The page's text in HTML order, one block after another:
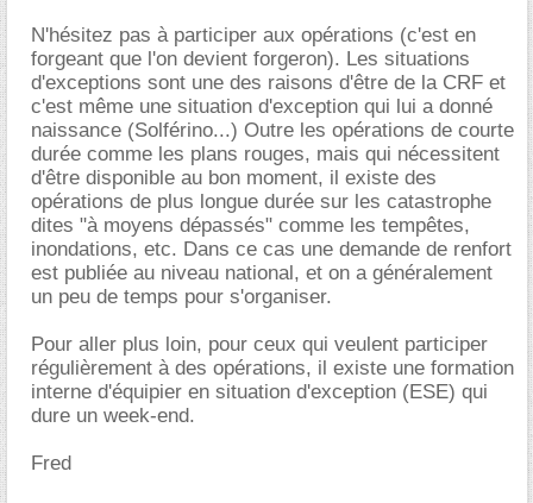
N'hésitez pas à participer aux opérations (c'est en
forgeant que l'on devient forgeron). Les situations
d'exceptions sont une des raisons d'être de la CRF et
c'est même une situation d'exception qui lui a donné
naissance (Solférino...) Outre les opérations de courte
durée comme les plans rouges, mais qui nécessitent
d'être disponible au bon moment, il existe des
opérations de plus longue durée sur les catastrophe
dites "à moyens dépassés" comme les tempêtes,
inondations, etc. Dans ce cas une demande de renfort
est publiée au niveau national, et on a généralement
un peu de temps pour s'organiser.
Pour aller plus loin, pour ceux qui veulent participer
régulièrement à des opérations, il existe une formation
interne d'équipier en situation d'exception (ESE) qui
dure un week-end.
Fred